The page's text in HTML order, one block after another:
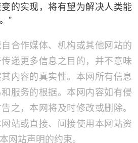
的实现，将有望为解决人类能
”
合作媒体、机构或其他网站的
递更多信息之目的，并不意味
内容的真实性。本网所有信息
服务的根据。本网内容如有侵
之，本网将及时修改或删除。
站或直接、间接使用本网站资
网站声明的约束。